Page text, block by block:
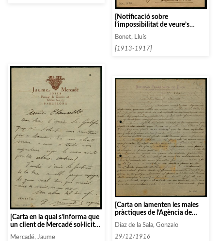
[Notificació sobre
l’impossibilitat de veure’s
Bonet, Lluís
[1913-1917]
[Carta en la qual s’informa que
un client de Mercadé sol·licita
una invitació per a dama]
Mercadé, Jaume
[Carta on lamenten les males
pràctiques de l’Agència de
Concerts Daniel]
Díaz de la Sala, Gonzalo
29/12/1916